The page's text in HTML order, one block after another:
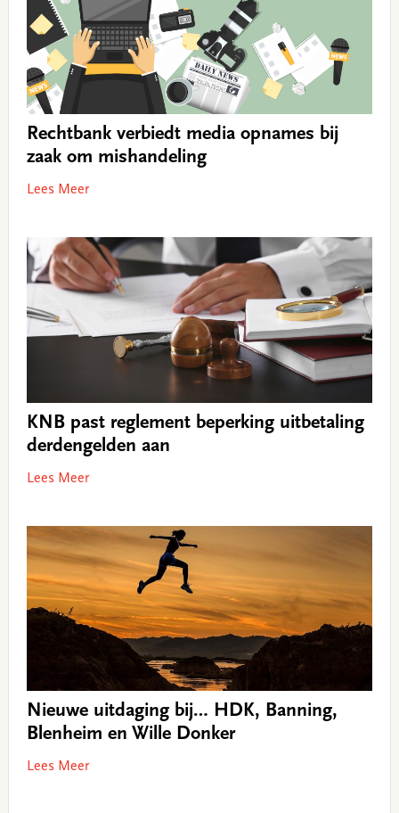
Rechtbank verbiedt media opnames bij
zaak om mishandeling
Lees Meer
KNB past reglement beperking uitbetaling
derdengelden aan
Lees Meer
Nieuwe uitdaging bij… HDK, Banning,
Blenheim en Wille Donker
Lees Meer